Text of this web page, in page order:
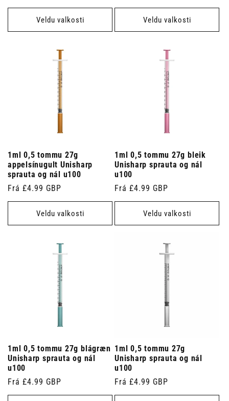
verð
Veldu valkosti
verð
Veldu valkosti
1ml 0,5 tommu 27g
appelsínugult Unisharp
sprauta og nál u100
Venjulegt
verð
Frá £4.99 GBP
Veldu valkosti
1ml 0,5 tommu 27g bleik
Unisharp sprauta og nál
u100
Venjulegt
verð
Frá £4.99 GBP
Veldu valkosti
1ml 0,5 tommu 27g blágræn
Unisharp sprauta og nál
u100
Venjulegt
verð
Frá £4.99 GBP
1ml 0,5 tommu 27g
Unisharp sprauta og nál
u100
Venjulegt
verð
Frá £4.99 GBP